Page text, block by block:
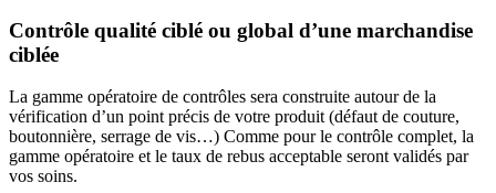
Contrôle qualité ciblé ou global d’une marchandise
ciblée
La gamme opératoire de contrôles sera construite autour de la
vérification d’un point précis de votre produit (défaut de couture,
boutonnière, serrage de vis…) Comme pour le contrôle complet, la
gamme opératoire et le taux de rebus acceptable seront validés par
vos soins.